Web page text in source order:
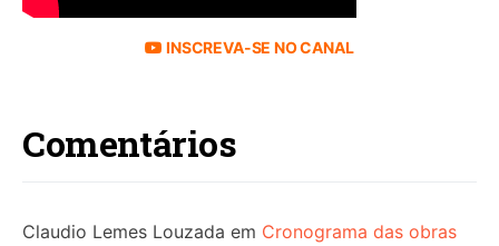
INSCREVA-SE NO CANAL
Comentários
Claudio Lemes Louzada em Cronograma das obras